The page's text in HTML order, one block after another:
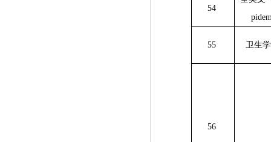
54
55 卫生
56